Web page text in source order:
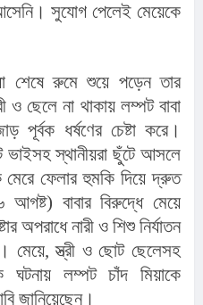
সুযোগ পেলেই মেয়েকে
শেষে রুমে শুয়ে পড়েন তার
ও ছেলে না থাকায় লম্পট বাবা
ধর্ষণের চেষ্টা করে।
ভাইসহ স্থানীয়রা ছুঁটে আসলে
মেরে ফেলার হুমকি দিয়ে দ্রুত
আগষ্ট) বাবার বিরুদ্ধে মেয়ে
অপরাধে নারী ও শিশু নির্যাতন
মেয়ে, স্ত্রী ও ছোট ছেলেসহ
ঘটনায় লম্পট চাঁদ মিয়াকে
জানিয়েছেন।